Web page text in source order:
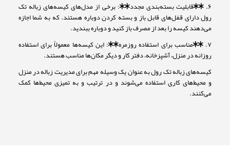
۶. **قابلیت بسته‌بندی مجدد**: برخی از مدل‌های کیسه‌های زباله تک
رول دارای قفل‌های قابل باز و بسته کردن دوباره هستند. که به شما اجازه
می‌دهند کیسه را بعد از مصرف باز کنید و دوباره ببندید.
۷. **مناسب برای استفاده روزمره**: این کیسه‌ها معمولاً برای استفاده
روزانه در منزل، آشپزخانه، دفتر کار و دیگر مکان‌ها مناسب هستند.
کیسه‌های زباله تک رول به عنوان یک وسیله مهم برای مدیریت زباله در منزل
و محیط‌های کاری استفاده می‌شوند و در ترتیب و به تمیزی محیط‌ها کمک
می‌کنند.